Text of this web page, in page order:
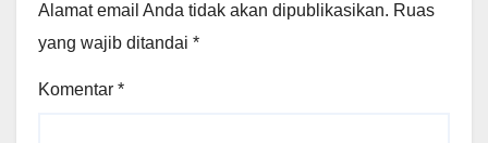
Alamat email Anda tidak akan dipublikasikan. Ruas
yang wajib ditandai *
Komentar *